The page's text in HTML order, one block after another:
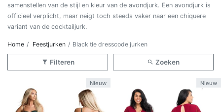
samenstellen van de stijl en kleur van de avondjurk. Een avondjurk is
officieel verplicht, maar neigt toch steeds vaker naar een chiquere
variant van de cocktailjurk.
Home Feestjurken Black tie dresscode jurken
Filteren Zoeken
Nieuw Nieuw